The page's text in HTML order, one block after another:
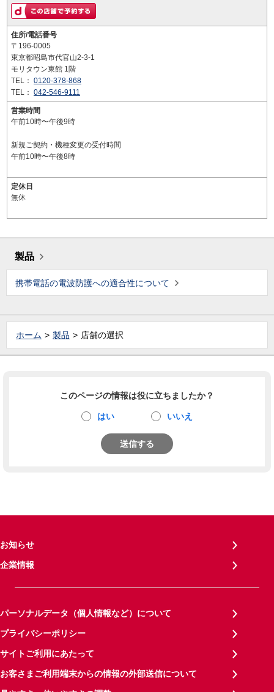
住所/電話番号
〒196-0005
東京都昭島市代官山2-3-1
モリタウン東館 1階
TEL： 0120-378-868
TEL： 042-546-9111
営業時間
午前10時〜午後9時
新規ご契約・機種変更の受付時間
午前10時〜午後8時
定休日
無休
製品
携帯電話の電波防護への適合性について
ホーム 製品 店舗の選択
このページの情報は役に立ちましたか？
はい いいえ
送信する
お知らせ
企業情報
パーソナルデータ（個人情報など）について
プライバシーポリシー
サイトご利用にあたって
お客さまご利用端末からの情報の外部送信について